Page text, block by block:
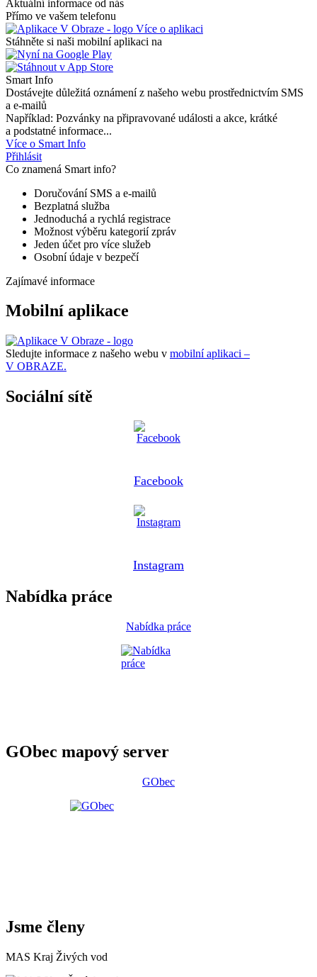
Aktuální informace od nás
Přímo ve vašem telefonu
Více o aplikaci
Stáhněte si naši mobilní aplikaci na
Smart Info
Dostávejte důležitá oznámení z našeho webu prostřednictvím SMS
a e-mailů
Například: Pozvánky na připravované události a akce, krátké
a podstatné informace...
Více o Smart Info
Přihlásit
Co znamená Smart info?
Doručování SMS a e-mailů
Bezplatná služba
Jednoduchá a rychlá registrace
Možnost výběru kategorií zpráv
Jeden účet pro více služeb
Osobní údaje v bezpečí
Zajímavé informace
Mobilní aplikace
Sledujte informace z našeho webu v mobilní aplikaci –
V OBRAZE.
Sociální sítě
Facebook
Instagram
Nabídka práce
Nabídka práce
GObec mapový server
GObec
Jsme členy
MAS Kraj Živých vod